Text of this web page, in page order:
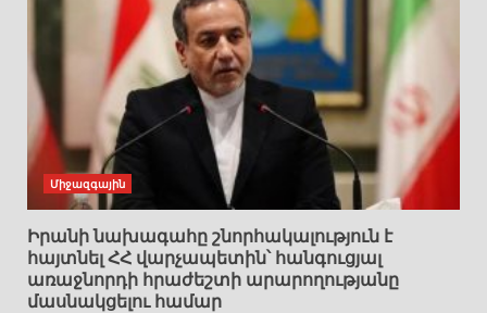
Միջազգային
Իրանի նախագահը շնորհակալություն է
հայտնել ՀՀ վարչապետին՝ հանգուցյալ
առաջնորդի հրաժեշտի արարողությանը
մասնակցելու համար